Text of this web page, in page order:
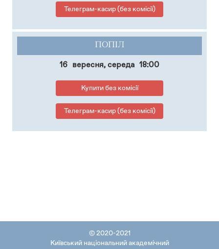
Телеграм-касир (без комісії)
ПОПІЛ
16 вересня, середа 18:00
Купити без комісії
Телеграм-касир (без комісії)
© 2020-2021
Київський національний академічний